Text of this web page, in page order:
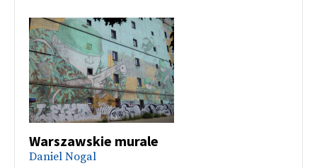
Warszawskie murale
Daniel Nogal